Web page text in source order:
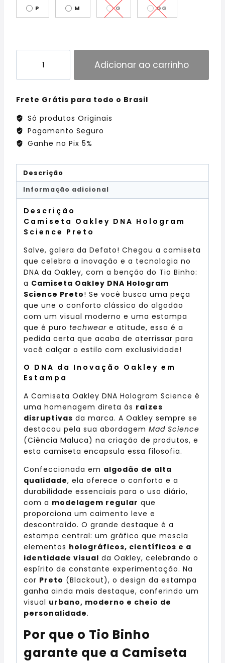
P M G GG
Adicionar ao carrinho
Frete Grátis para todo o Brasil
Só produtos Originais
Pagamento Seguro
Ganhe no Pix 5%
Descrição
Informação adicional
Descrição
Camiseta Oakley DNA Hologram
Science Preto
Salve, galera da Defato! Chegou a camiseta
que celebra a inovação e a tecnologia no
DNA da Oakley, com a benção do Tio Binho:
a Camiseta Oakley DNA Hologram
Science Preto! Se você busca uma peça
que une o conforto clássico do algodão
com um visual moderno e uma estampa
que é puro techwear e atitude, essa é a
pedida certa que acaba de aterrissar para
você calçar o estilo com exclusividade!
O DNA da Inovação Oakley em
Estampa
A Camiseta Oakley DNA Hologram Science é
uma homenagem direta às raízes
disruptivas da marca. A Oakley sempre se
destacou pela sua abordagem Mad Science
(Ciência Maluca) na criação de produtos, e
esta camiseta encapsula essa filosofia.
Confeccionada em algodão de alta
qualidade, ela oferece o conforto e a
durabilidade essenciais para o uso diário,
com a modelagem regular que
proporciona um caimento leve e
descontraído. O grande destaque é a
estampa central: um gráfico que mescla
elementos holográficos, científicos e a
identidade visual da Oakley, celebrando o
espírito de constante experimentação. Na
cor Preto (Blackout), o design da estampa
ganha ainda mais destaque, conferindo um
visual urbano, moderno e cheio de
personalidade.
Por que o Tio Binho
garante que a Camiseta